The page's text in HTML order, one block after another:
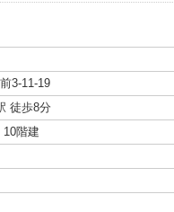
3-11-19
徒歩8分
階建